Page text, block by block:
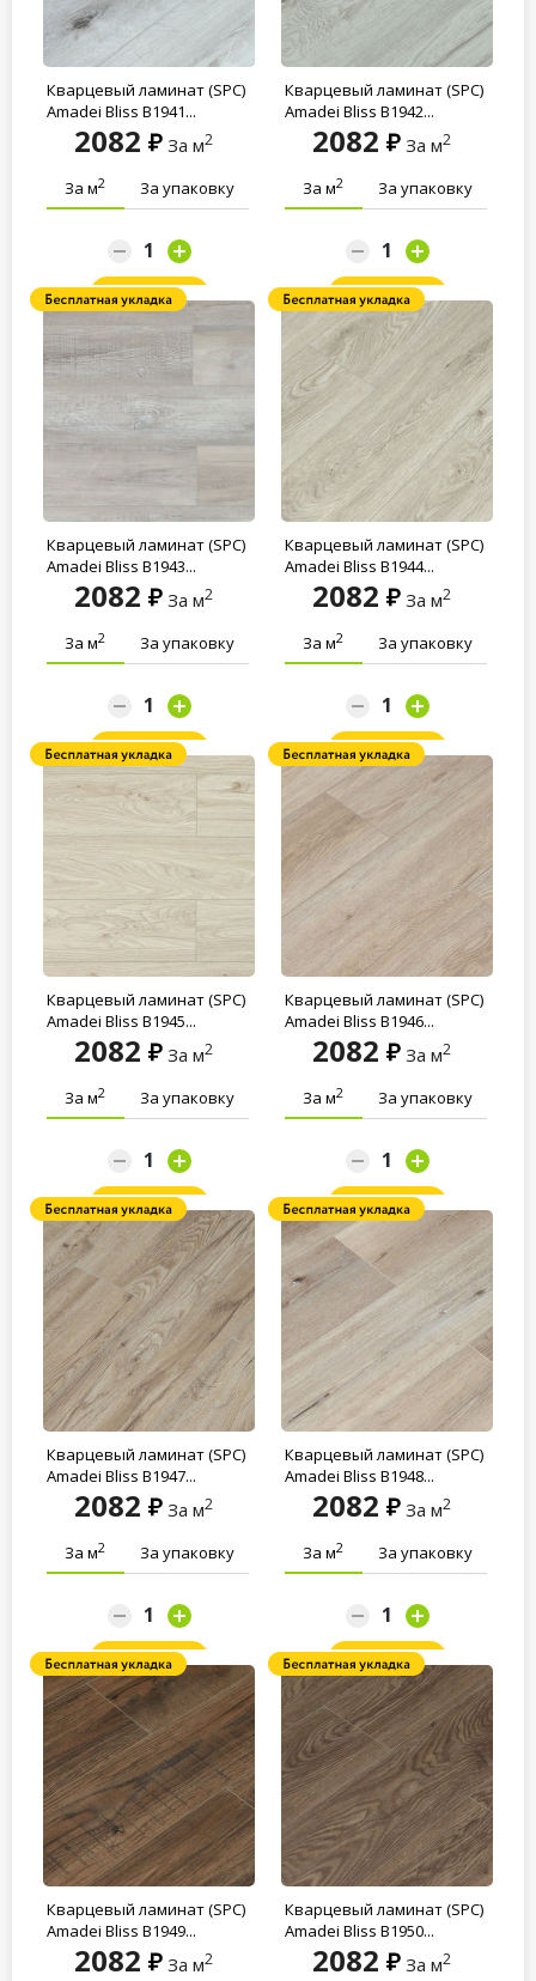
Кварцевый ламинат (SPC)
Amadei Bliss B1941...
2082 За м2
За м2 За упаковку
Заказать
Кварцевый ламинат (SPC)
Amadei Bliss B1942...
2082 За м2
За м2 За упаковку
Заказать
Кварцевый ламинат (SPC)
Amadei Bliss B1943...
2082 За м2
За м2 За упаковку
Заказать
Кварцевый ламинат (SPC)
Amadei Bliss B1944...
2082 За м2
За м2 За упаковку
Заказать
Кварцевый ламинат (SPC)
Amadei Bliss B1945...
2082 За м2
За м2 За упаковку
Заказать
Кварцевый ламинат (SPC)
Amadei Bliss B1946...
2082 За м2
За м2 За упаковку
Заказать
Кварцевый ламинат (SPC)
Amadei Bliss B1947...
2082 За м2
За м2 За упаковку
Заказать
Кварцевый ламинат (SPC)
Amadei Bliss B1948...
2082 За м2
За м2 За упаковку
Заказать
Кварцевый ламинат (SPC)
Amadei Bliss B1949...
2082 За м2
Кварцевый ламинат (SPC)
Amadei Bliss B1950...
2082 За м2